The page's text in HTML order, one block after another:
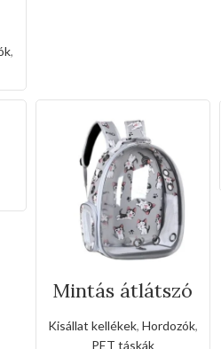
,
Mintás átlátszó
táska
Kisállat kellékek, Hordozók,
PET táskák